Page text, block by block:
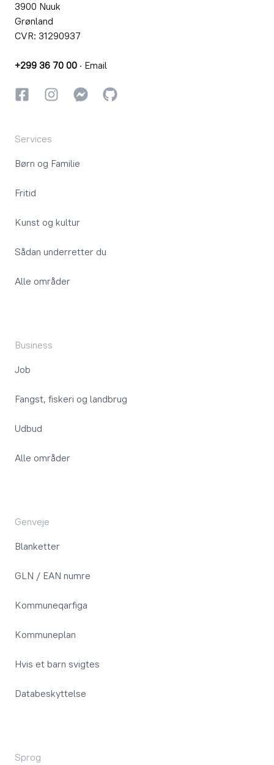
3900 Nuuk
Grønland
CVR: 31290937
+299 36 70 00 · Email
FacebookInstagramInstagram
GitHub
Services
Børn og Familie
Fritid
Kunst og kultur
Sådan underretter du
Alle områder
Business
Job
Fangst, fiskeri og landbrug
Udbud
Alle områder
Genveje
Blanketter
GLN / EAN numre
Kommuneqarfiga
Kommuneplan
Hvis et barn svigtes
Databeskyttelse
Sprog